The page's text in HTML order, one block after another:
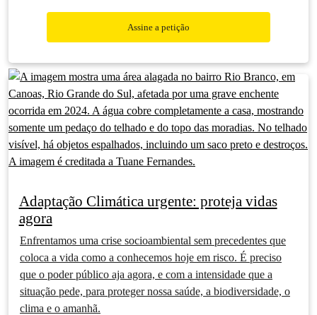
Assine a petição
Adaptação Climática urgente: proteja vidas
agora
Enfrentamos uma crise socioambiental sem precedentes que
coloca a vida como a conhecemos hoje em risco. É preciso
que o poder público aja agora, e com a intensidade que a
situação pede, para proteger nossa saúde, a biodiversidade, o
clima e o amanhã.